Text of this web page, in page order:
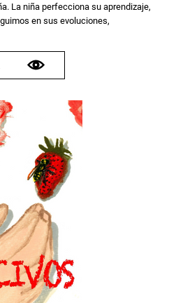
La niña perfecciona su aprendizaje,
en sus evoluciones,